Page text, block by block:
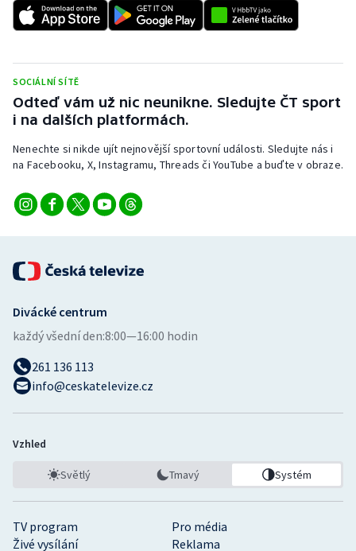
SOCIÁLNÍ SÍTĚ
Odteď vám už nic neunikne. Sledujte ČT sport
i na dalších platformách.
Nenechte si nikde ujít nejnovější sportovní události. Sledujte nás i
na Facebooku, X, Instagramu, Threads či YouTube a buďte v obraze.
TV program
Pro média
Živé vysílání
Reklama
Divácké centrum
každý všední den:8:00—16:00 hodin
261 136 113
info@ceskatelevize.cz
Vzhled
Světlý Tmavý Systém